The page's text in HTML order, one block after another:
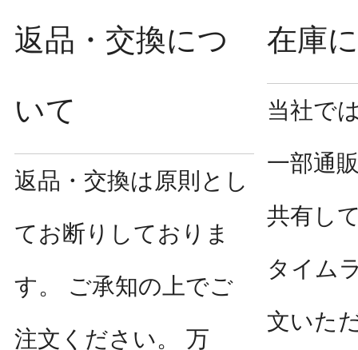
返品・交換につ
いて
返品・交換は原則とし
てお断りしておりま
す。 ご承知の上でご
注文ください。 万
在庫
当社で
一部通
共有し
タイム
文いた